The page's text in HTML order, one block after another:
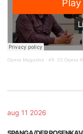
Opera Magazine · Afl. 23 Opera
aug 11 2026